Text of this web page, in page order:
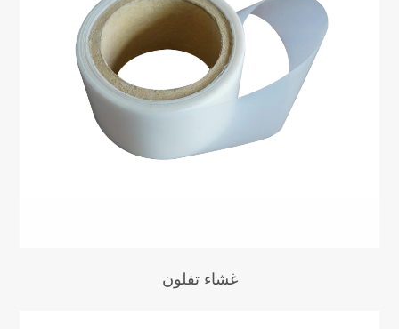
غشاء تفلون